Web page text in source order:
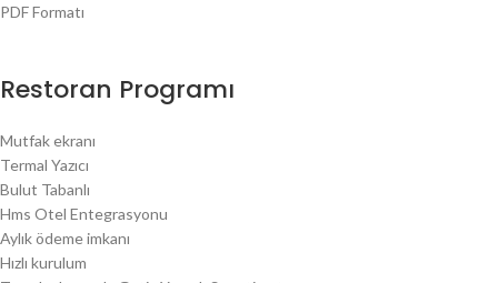
PDF Formatı
Restoran Programı
Mutfak ekranı
Termal Yazıcı
Bulut Tabanlı
Hms Otel Entegrasyonu
Aylık ödeme imkanı
Hızlı kurulum